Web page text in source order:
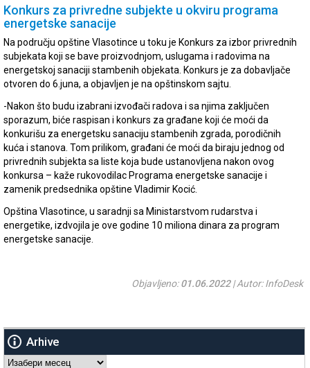
Konkurs za privredne subjekte u okviru programa
energetske sanacije
Na području opštine Vlasotince u toku je Konkurs za izbor privrednih
subjekata koji se bave proizvodnjom, uslugama i radovima na
energetskoj sanaciji stambenih objekata. Konkurs je za dobavljače
otvoren do 6.juna, a objavljen je na opštinskom sajtu.
-Nakon što budu izabrani izvođači radova i sa njima zaključen
sporazum, biće raspisan i konkurs za građane koji će moći da
konkurišu za energetsku sanaciju stambenih zgrada, porodičnih
kuća i stanova. Tom prilikom, građani će moći da biraju jednog od
privrednih subjekta sa liste koja bude ustanovljena nakon ovog
konkursa – kaže rukovodilac Programa energetske sanacije i
zamenik predsednika opštine Vladimir Kocić.
Opština Vlasotince, u saradnji sa Ministarstvom rudarstva i
energetike, izdvojila je ove godine 10 miliona dinara za program
energetske sanacije.
Objavljeno:01.06.2022| Autor: InfoDesk
Arhive
Arhive